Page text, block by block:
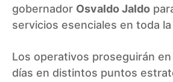
gobernador Osvaldo Jaldo
servicios esenciales en toda
Los operativos proseguirán
días en distintos puntos